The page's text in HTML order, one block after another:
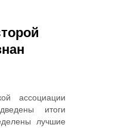
ассоциации
итоги
лучшие